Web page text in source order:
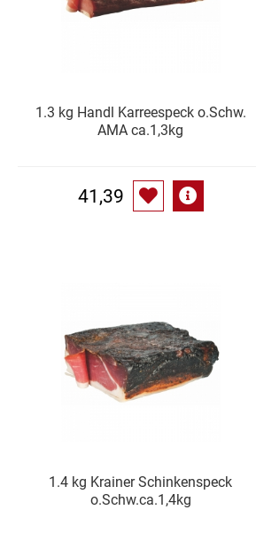
1.3 kg Handl Karreespeck o.Schw.
AMA ca.1,3kg
41,39
1.4 kg Krainer Schinkenspeck
o.Schw.ca.1,4kg